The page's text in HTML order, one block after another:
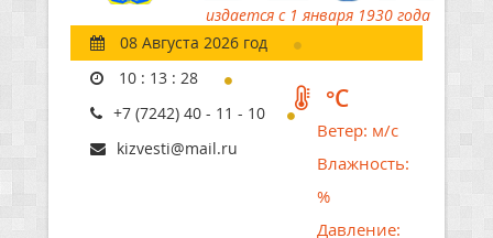
издается с 1 января 1930 года
08 Августа 2026 год
10 : 13 : 29
+7 (7242) 40 - 11 - 10
kizvesti@mail.ru
°C
Ветер: м/с
Влажность:
%
Давление: